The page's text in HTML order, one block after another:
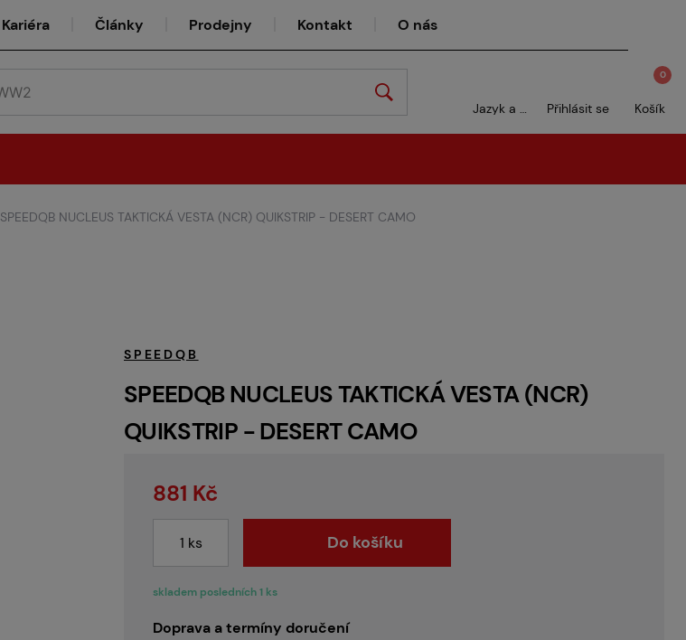
Kariéra Články Prodejny Kontakt O nás
Jazyk a měna Přihlásit se
0
Košík
SPEEDQB NUCLEUS TAKTICKÁ VESTA (NCR) QUIKSTRIP - DESERT CAMO
SPEEDQB
SPEEDQB NUCLEUS TAKTICKÁ VESTA (NCR)
QUIKSTRIP - DESERT CAMO
skladem posledních 1 ks
881 Kč
Do košíku
Doprava a termíny doručení